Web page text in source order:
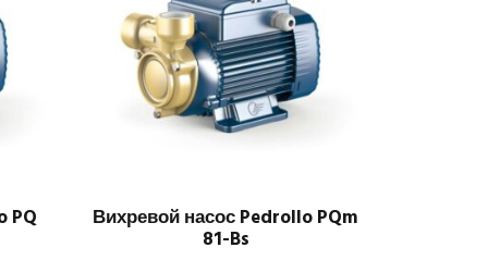
PQ Вихревой насос Pedrollo PQm
81-Bs